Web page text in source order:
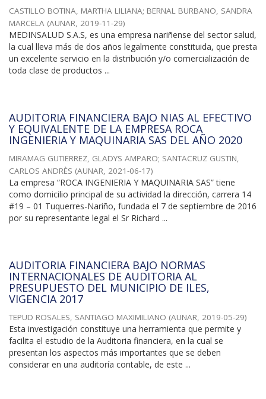
CASTILLO BOTINA, MARTHA LILIANA; BERNAL BURBANO, SANDRA
MARCELA (AUNAR, 2019-11-29)
MEDINSALUD S.A.S, es una empresa nariñense del sector salud,
la cual lleva más de dos años legalmente constituida, que presta
un excelente servicio en la distribución y/o comercialización de
toda clase de productos ...
AUDITORIA FINANCIERA BAJO NIAS AL EFECTIVO
Y EQUIVALENTE DE LA EMPRESA ROCA
INGENIERIA Y MAQUINARIA SAS DEL AÑO 2020
MIRAMAG GUTIERREZ, GLADYS AMPARO; SANTACRUZ GUSTIN,
CARLOS ANDRÈS (AUNAR, 2021-06-17)
La empresa “ROCA INGENIERIA Y MAQUINARIA SAS” tiene
como domicilio principal de su actividad la dirección, carrera 14
#19 – 01 Tuquerres-Nariño, fundada el 7 de septiembre de 2016
por su representante legal el Sr Richard ...
AUDITORIA FINANCIERA BAJO NORMAS
INTERNACIONALES DE AUDITORIA AL
PRESUPUESTO DEL MUNICIPIO DE ILES,
VIGENCIA 2017
TEPUD ROSALES, SANTIAGO MAXIMILIANO (AUNAR, 2019-05-29)
Esta investigación constituye una herramienta que permite y
facilita el estudio de la Auditoria financiera, en la cual se
presentan los aspectos más importantes que se deben
considerar en una auditoría contable, de este ...